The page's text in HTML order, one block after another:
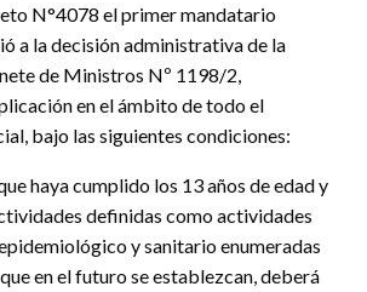
N°4078 el primer mandatario
a la decisión administrativa de la
de Ministros Nº 1198/2,
en el ámbito de todo el
bajo las siguientes condiciones:
haya cumplido los 13 años de edad y
definidas como actividades
y sanitario enumeradas
en el futuro se establezcan, deberá